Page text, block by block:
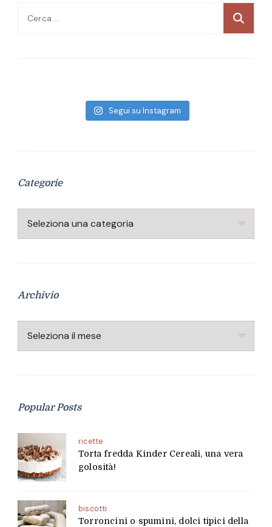
Ricerca
Segui su Instagram
Categorie
Categorie
Archivio
Archivio
Popular Posts
ricette
Torta fredda Kinder Cereali, una vera
golosità!
biscotti
Torroncini o spumini, dolci tipici della